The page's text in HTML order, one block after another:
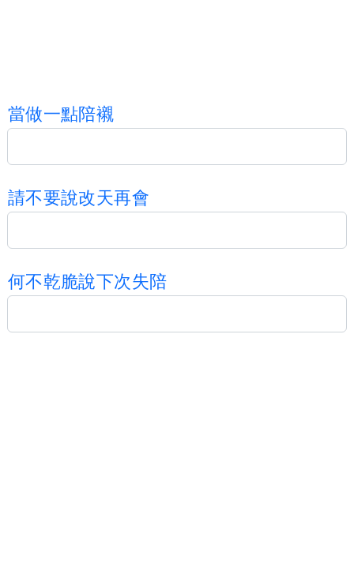
當做一點陪襯
請不要說改天再會
何不乾脆說下次失陪